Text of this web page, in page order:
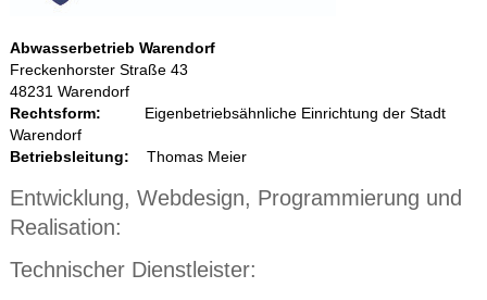
Abwasserbetrieb Warendorf
Freckenhorster Straße 43
48231 Warendorf
Rechtsform: Eigenbetriebsähnliche Einrichtung der Stadt
Warendorf
Betriebsleitung:
Thomas Meier
Entwicklung, Webdesign, Programmierung und
Realisation:
Technischer Dienstleister: